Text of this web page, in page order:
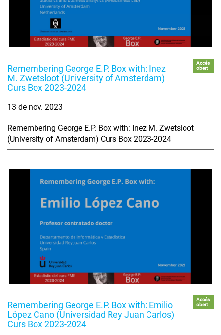
Remembering George E.P. Box with: Inez
M. Zwetsloot (University of Amsterdam)
Curs Box 2023-2024
Accés
obert
13 de nov. 2023
Remembering George E.P. Box with: Inez M. Zwetsloot
(University of Amsterdam) Curs Box 2023-2024
Remembering George E.P. Box with: Emilio
López Cano (Universidad Rey Juan Carlos)
Curs Box 2023-2024
Accés
obert